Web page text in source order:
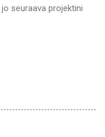
seuraava projektini